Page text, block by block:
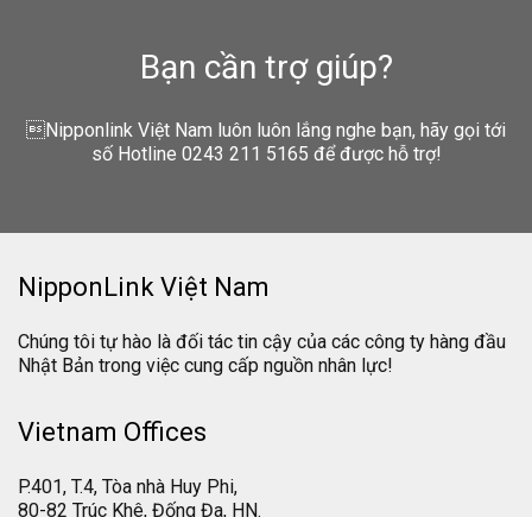
Bạn cần trợ giúp?
Nipponlink Việt Nam luôn luôn lắng nghe bạn, hãy gọi tới
số Hotline 0243 211 5165 để được hỗ trợ!
NipponLink Việt Nam
Chúng tôi tự hào là đối tác tin cậy của các công ty hàng đầu
Nhật Bản trong việc cung cấp nguồn nhân lực!
Vietnam Offices
P.401, T.4, Tòa nhà Huy Phi,
80-82 Trúc Khê, Đống Đa, HN.